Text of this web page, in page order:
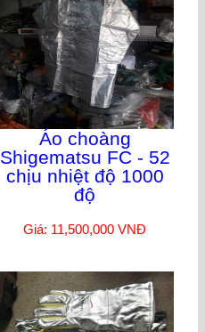
Áo choàng
Shigematsu FC - 52
chịu nhiệt độ 1000
độ
Giá: 11,500,000 VNĐ